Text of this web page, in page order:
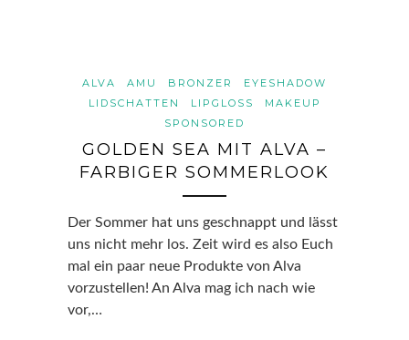
ALVA AMU BRONZER
EYESHADOW
LIDSCHATTEN
LIPGLOSS
MAKEUP
SPONSORED
GOLDEN SEA MIT ALVA –
FARBIGER SOMMERLOOK
Der Sommer hat uns geschnappt und lässt
uns nicht mehr los. Zeit wird es also Euch
mal ein paar neue Produkte von Alva
vorzustellen! An Alva mag ich nach wie
vor,…